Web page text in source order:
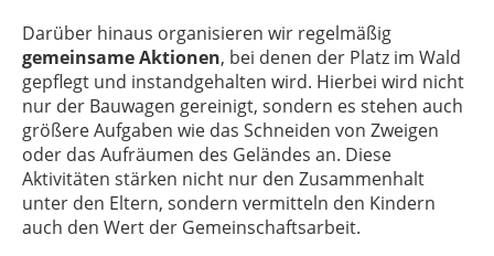
Darüber hinaus organisieren wir regelmäßig
gemeinsame Aktionen, bei denen der Platz im Wald
gepflegt und instandgehalten wird. Hierbei wird nicht
nur der Bauwagen gereinigt, sondern es stehen auch
größere Aufgaben wie das Schneiden von Zweigen
oder das Aufräumen des Geländes an. Diese
Aktivitäten stärken nicht nur den Zusammenhalt
unter den Eltern, sondern vermitteln den Kindern
auch den Wert der Gemeinschaftsarbeit.